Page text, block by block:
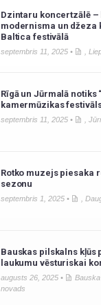
Dzintaru koncertzālē –
modernisma un džeza
Baltica festivālā
septembris 11, 2025 •
Rīgā un Jūrmalā notiks
kamermūzikas
septembris 11, 2025 •
Rotko muzejs piesaka
sezonu
septembris 1, 2025 •
Bauskas pilskalns kļūs
laukumu vēsturiskai
augusts 26, 2025 •
novads